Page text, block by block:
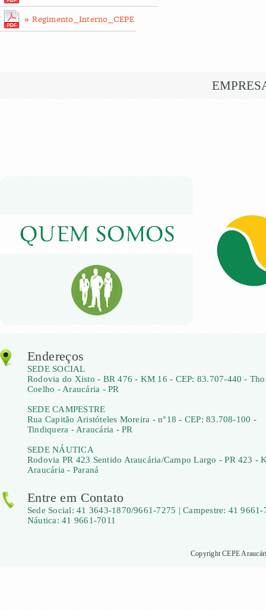
» Regimento_Interno_CEPE
Endereços
SEDE SOCIAL
Rodovia do Xisto - BR 476 - KM 16 - CEP: 83.707-440 -
Coelho - Araucária - PR
SEDE CAMPESTRE
Rua Capitão Aristóteles Moreira - n°18 - CEP: 83.708-100 -
Tindiquera - Araucária - PR
SEDE NÁUTICA
Rodovia PR 423 Sentido Araucária/Campo Largo - PR 423 -
Araucária - Paraná
Entre em Contato
Sede Social: 41 3643-1870/9661-7275 | Campestre: 41 9661-
Náutica: 41 9661-7011
Copyright CEPE